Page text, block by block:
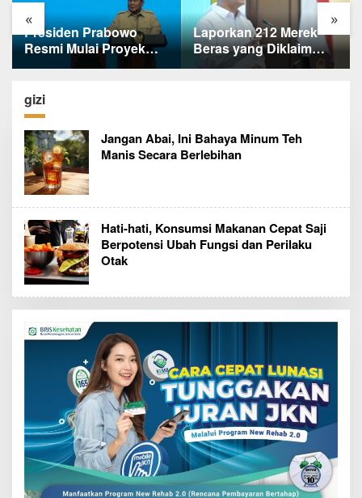
« »
Laporkan 212 Merek
Beras yang Diklaim
Telepon Kapolri dan
Jaksa Agung
Terungkap, Ternyata Ini
Alasan Basarnas
Evakuasi Juliana
gizi
Jangan Abai, Ini Bahaya Minum Teh
Manis Secara Berlebihan
Hati-hati, Konsumsi Makanan Cepat Saji
Berpotensi Ubah Fungsi dan Perilaku
Otak